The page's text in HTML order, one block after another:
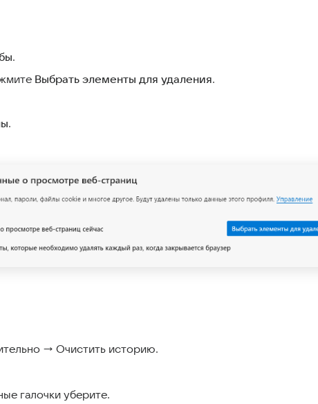
.
Выбрать элементы для удаления.
.
→ Очистить историю.
галочки уберите.